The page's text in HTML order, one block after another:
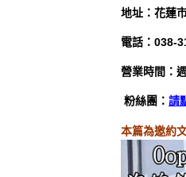
地址：花蓮
電話：038-
營業時間：
粉絲團： 請
本篇為邀約